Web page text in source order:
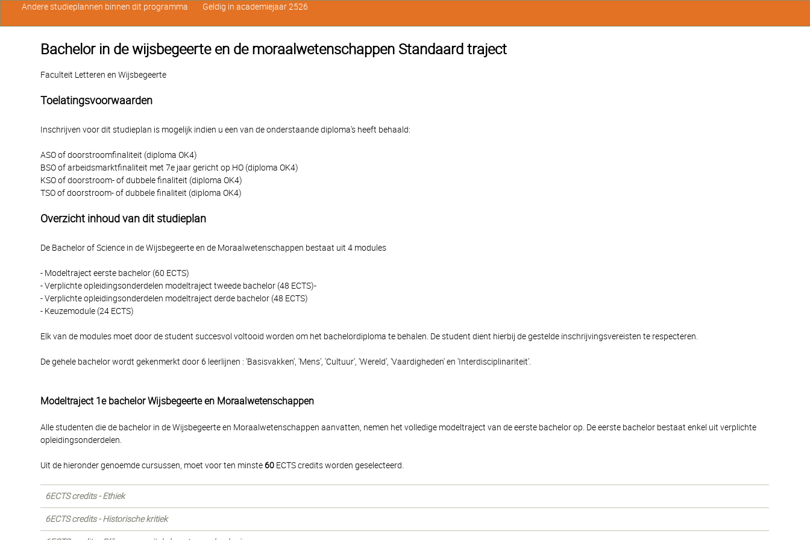
Bachelor in de wijsbegeerte en de moraalwetenschappen Standaard traject
Faculteit Letteren en Wijsbegeerte
Toelatingsvoorwaarden
Inschrijven voor dit studieplan is mogelijk indien u een van de onderstaande diploma's heeft behaald:
ASO of doorstroomfinaliteit (diploma OK4)
BSO of arbeidsmarktfinaliteit met 7e jaar gericht op HO (diploma OK4)
KSO of doorstroom- of dubbele finaliteit (diploma OK4)
TSO of doorstroom- of dubbele finaliteit (diploma OK4)
Overzicht inhoud van dit studieplan
De Bachelor of Science in de Wijsbegeerte en de Moraalwetenschappen bestaat uit 4 modules
- Modeltraject eerste bachelor (60 ECTS)
- Verplichte opleidingsonderdelen modeltraject tweede bachelor (48 ECTS)-
- Verplichte opleidingsonderdelen modeltraject derde bachelor (48 ECTS)
- Keuzemodule (24 ECTS)
Elk van de modules moet door de student succesvol voltooid worden om het bachelordiploma te behalen. De student dient hierbij de gestelde inschrijvingsvereisten te respecteren.
De gehele bachelor wordt gekenmerkt door 6 leerlijnen : 'Basisvakken', 'Mens', 'Cultuur', 'Wereld', 'Vaardigheden' en 'Interdisciplinariteit'.
Modeltraject 1e bachelor Wijsbegeerte en Moraalwetenschappen
Alle studenten die de bachelor in de Wijsbegeerte en Moraalwetenschappen aanvatten, nemen het volledige modeltraject van de eerste bachelor op. De eerste bachelor bestaat enkel uit verplichte
opleidingsonderdelen.
Uit de hieronder genoemde cursussen, moet voor ten minste60 ECTS credits worden geselecteerd.
6ECTS credits - Ethiek
6ECTS credits - Historische kritiek
Andere studieplannen binnen dit programma Geldig in academiejaar 2526